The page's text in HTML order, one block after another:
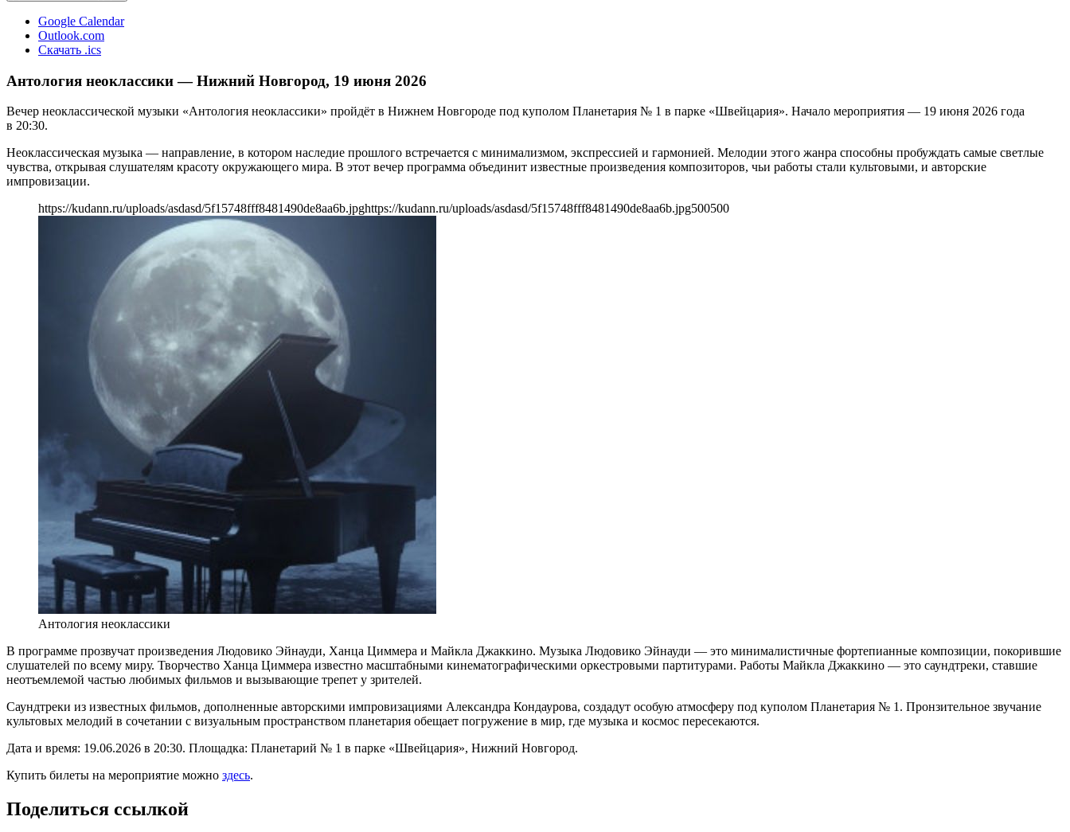
Google Calendar
Outlook.com
Скачать .ics
Антология неоклассики — Нижний Новгород, 19 июня 2026
Вечер неоклассической музыки «Антология неоклассики» пройдёт в Нижнем Новгороде под куполом Планетария № 1 в парке «Швейцария». Начало мероприятия — 19 июня 2026 года
в 20:30.
Неоклассическая музыка — направление, в котором наследие прошлого встречается с минимализмом, экспрессией и гармонией. Мелодии этого жанра способны пробуждать самые светлые
чувства, открывая слушателям красоту окружающего мира. В этот вечер программа объединит известные произведения композиторов, чьи работы стали культовыми, и авторские
импровизации.
https://kudann.ru/uploads/asdasd/5f15748fff8481490de8aa6b.jpghttps://kudann.ru/uploads/asdasd/5f15748fff8481490de8aa6b.jpg500500
Антология неоклассики
В программе прозвучат произведения Людовико Эйнауди, Ханца Циммера и Майкла Джаккино. Музыка Людовико Эйнауди — это минималистичные фортепианные композиции, покорившие
слушателей по всему миру. Творчество Ханца Циммера известно масштабными кинематографическими оркестровыми партитурами. Работы Майкла Джаккино — это саундтреки, ставшие
неотъемлемой частью любимых фильмов и вызывающие трепет у зрителей.
Саундтреки из известных фильмов, дополненные авторскими импровизациями Александра Кондаурова, создадут особую атмосферу под куполом Планетария № 1. Пронзительное звучание
культовых мелодий в сочетании с визуальным пространством планетария обещает погружение в мир, где музыка и космос пересекаются.
Дата и время: 19.06.2026 в 20:30. Площадка: Планетарий № 1 в парке «Швейцария», Нижний Новгород.
Купить билеты на мероприятие можно здесь.
Поделиться ссылкой